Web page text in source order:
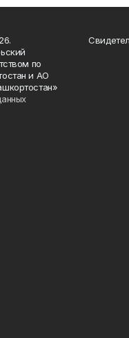
по
и АО